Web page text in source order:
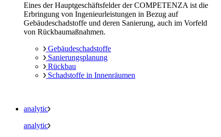
Eines der Hauptgeschäftsfelder der COMPETENZA ist die
Erbringung von Ingenieurleistungen in Bezug auf
Gebäudeschadstoffe und deren Sanierung, auch im Vorfeld
von Rückbaumaßnahmen.
Gebäudeschadstoffe
Sanierungsplanung
Rückbau
Schadstoffe in Innenräumen
analytic
analytic